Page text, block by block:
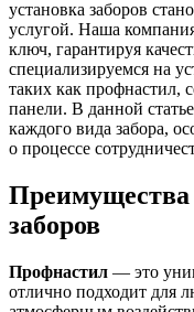
установка заборов
услугой. Наша
ключ, гарантируя
специализируемся на
таких как профнастил,
панели. В данной
каждого вида забора,
о процессе
заборов
Профнастил — это
отлично подходит для